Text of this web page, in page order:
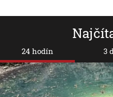
24 hodín 3